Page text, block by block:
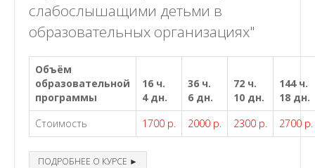
слабослышащими детьми в
образовательных организациях"
Объём
образовательной
программы
16 ч.
4 дн.
36 ч.
6 дн.
72 ч.
10 дн.
144 ч.
18 дн.
Стоимость
1700 р. 2000 р. 2300 р. 2700 р.
ПОДРОБНЕЕ О КУРСЕ ►